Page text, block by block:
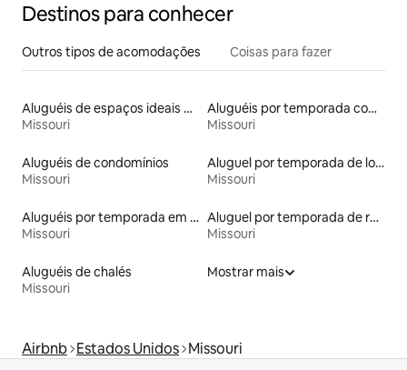
Destinos para conhecer
Outros tipos de acomodações Coisas para fazer
Aluguéis de espaços ideais para famílias
Missouri
Aluguéis por temporada com café da manhã
Missouri
Aluguéis de condomínios
Missouri
Aluguel por temporada de lofts
Missouri
Aluguéis por temporada em acampamentos
Missouri
Aluguel por temporada de ranchos
Missouri
Aluguéis de chalés
Missouri
Mostrar mais
Airbnb Estados Unidos Missouri